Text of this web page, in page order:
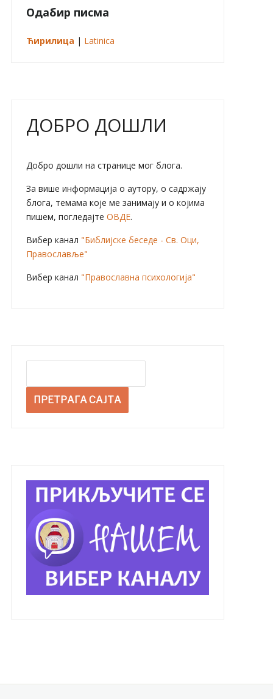
Одабир писма
Ћирилица | Latinica
ДОБРО ДОШЛИ
Добро дошли на странице мог блога.
За више информација о аутору, о садржају
блога, темама које ме занимају и о којима
пишем, погледајте ОВДЕ.
Вибер канал "Библијске беседе - Св. Оци,
Православље"
Вибер канал "Православна психологија"